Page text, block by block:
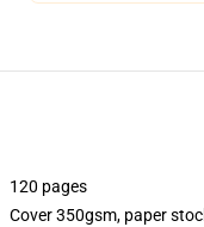
120 pages
Cover 350gsm, paper